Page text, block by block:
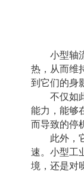
小型轴流
热，从而维
到它们的身
不仅如此
能力，能够
而导致的停
此外，它
速。小型工
境，还是对